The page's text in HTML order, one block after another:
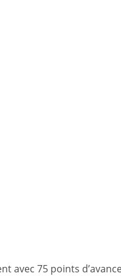
avec 75 points